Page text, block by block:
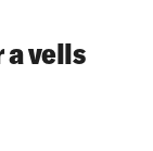
a vells